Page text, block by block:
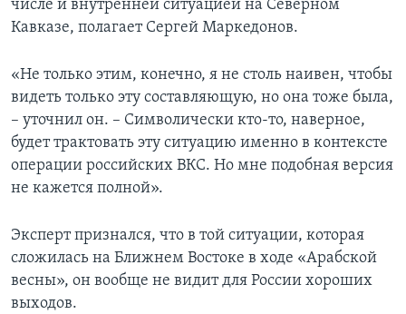
числе и внутренней ситуацией на Северном
Кавказе, полагает Сергей Маркедонов.
«Не только этим, конечно, я не столь наивен, чтобы
видеть только эту составляющую, но она тоже была,
– уточнил он. – Символически кто-то, наверное,
будет трактовать эту ситуацию именно в контексте
операции российских ВКС. Но мне подобная версия
не кажется полной».
Эксперт признался, что в той ситуации, которая
сложилась на Ближнем Востоке в ходе «Арабской
весны», он вообще не видит для России хороших
выходов.